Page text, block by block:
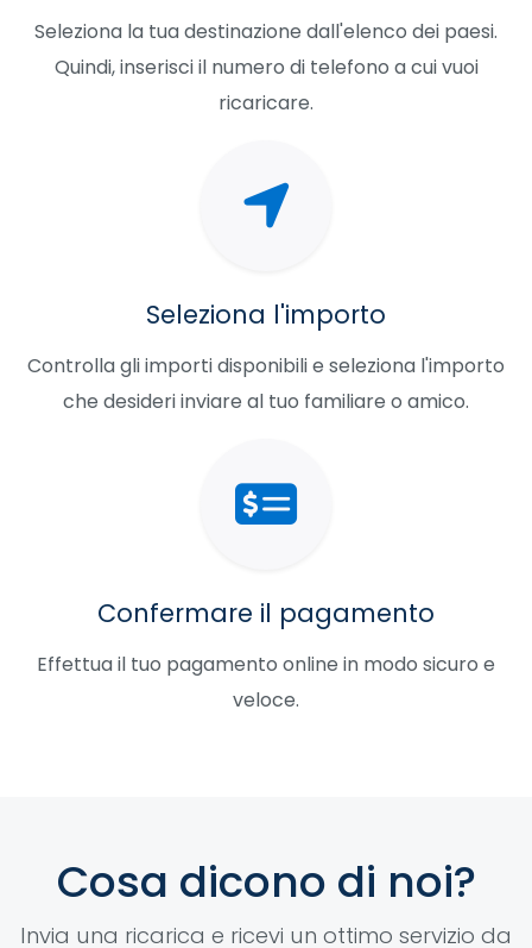
Seleziona la tua destinazione dall'elenco dei paesi.
Quindi, inserisci il numero di telefono a cui vuoi
ricaricare.
Seleziona l'importo
Controlla gli importi disponibili e seleziona l'importo
che desideri inviare al tuo familiare o amico.
Confermare il pagamento
Effettua il tuo pagamento online in modo sicuro e
veloce.
Cosa dicono di noi?
Invia una ricarica e ricevi un ottimo servizio da